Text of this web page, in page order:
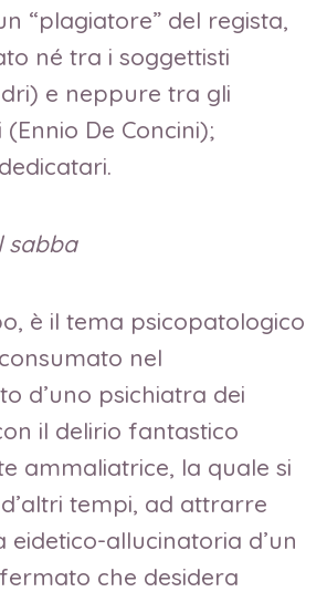
“plagiatore” del regista,
né tra i soggettisti
e neppure tra gli
De Concini);
sabba
è il tema psicopatologico
nel
d’uno psichiatra dei
il delirio fantastico
ammaliatrice, la quale si
tempi, ad attrarre
allucinatoria d’un
che desidera